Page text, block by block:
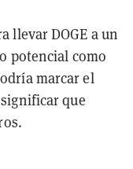
llevar DOGE a un
potencial como
marcar el
que